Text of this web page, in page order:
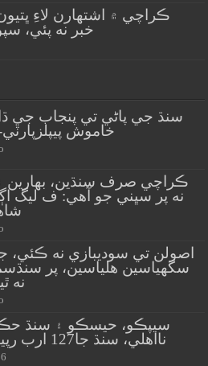
ڪراچي ۾ اشتهارن لاءِ
خبر نه پئي،
سنڌ جي پاڻي تي پنجاب جي
خاموش
ڪراچي صرف سنڌين، بهارين ۽
نه پر سڀني جو آهي: ف ليگ
سگهياسين هلياسين، پر
نه
سيپڪو، حيسڪو ۽ سنڌ
نااهلي، سنڌ جا127 ارب رپيا ٻڏي ويا؟